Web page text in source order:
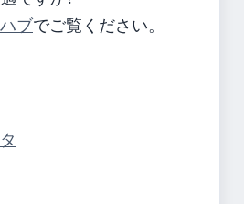
ブでご覧ください。